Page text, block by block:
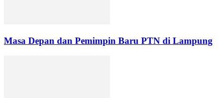
Masa Depan dan Pemimpin Baru PTN di Lampung